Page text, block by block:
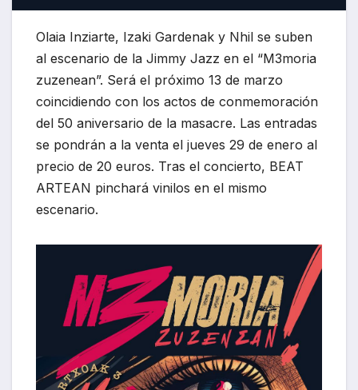
Olaia Inziarte, Izaki Gardenak y Nhil se suben
al escenario de la Jimmy Jazz en el “M3moria
zuzenean”. Será el próximo 13 de marzo
coincidiendo con los actos de conmemoración
del 50 aniversario de la masacre. Las entradas
se pondrán a la venta el jueves 29 de enero al
precio de 20 euros. Tras el concierto, BEAT
ARTEAN pinchará vinilos en el mismo
escenario.